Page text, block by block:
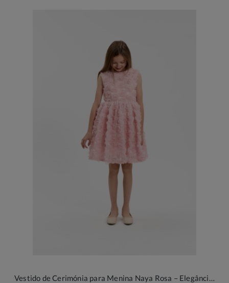
Vestido de Cerimónia para Menina Naya Rosa – Elegância Floral em Relevo 3D